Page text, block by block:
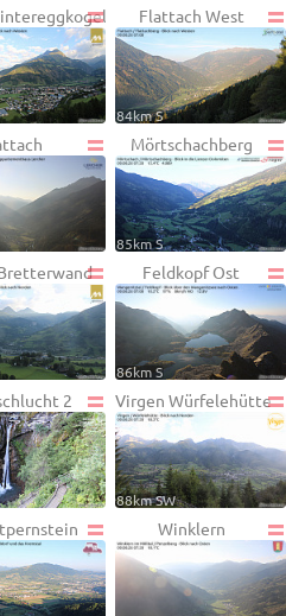
Flattach West
84km S
Mörtschachberg
85km S
Feldkopf Ost
86km S
2 Virgen Würfelehütte
88km SW
Winklern